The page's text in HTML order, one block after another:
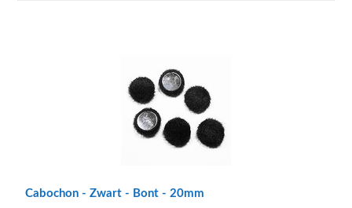
Cabochon - Zwart - Bont - 20mm